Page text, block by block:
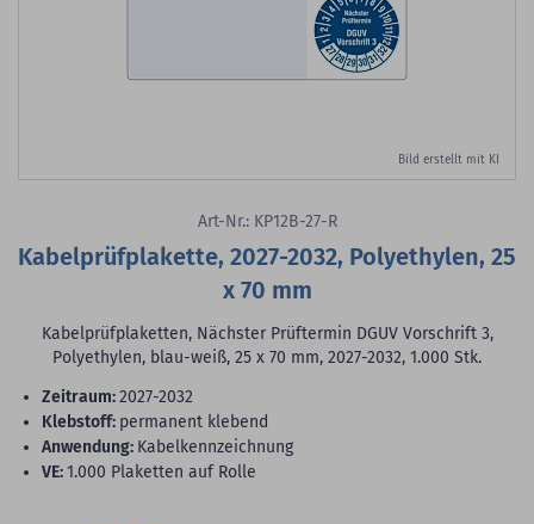
Bild erstellt mit KI
Art-Nr.: KP12B-27-R
Kabelprüfplakette, 2027-2032, Polyethylen, 25
x 70 mm
Kabelprüfplaketten, Nächster Prüftermin DGUV Vorschrift 3,
Polyethylen, blau-weiß, 25 x 70 mm, 2027-2032, 1.000 Stk.
Zeitraum:2027-2032
Klebstoff: permanent klebend
Anwendung: Kabelkennzeichnung
VE:1.000 Plaketten auf Rolle